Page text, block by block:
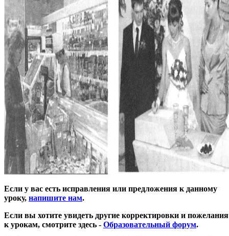
Если у вас есть исправления или предложения к данному
уроку, напишите нам.
Если вы хотите увидеть другие корректировки и пожелания
к урокам, смотрите здесь - Образовательный форум.